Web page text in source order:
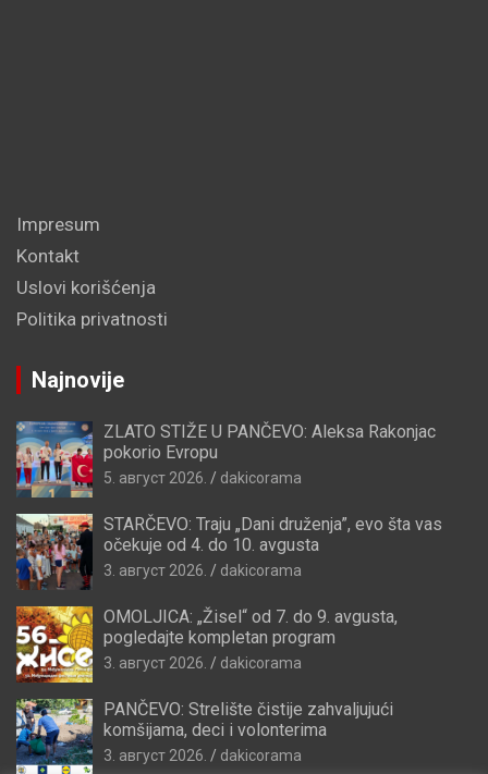
Impresum
Kontakt
Uslovi korišćenja
Politika privatnosti
Najnovije
ZLATO STIŽE U PANČEVO: Aleksa Rakonjac
pokorio Evropu
5. август 2026. dakicorama
STARČEVO: Traju „Dani druženja”, evo šta vas
očekuje od 4. do 10. avgusta
3. август 2026. dakicorama
OMOLJICA: „Žisel“ od 7. do 9. avgusta,
pogledajte kompletan program
3. август 2026. dakicorama
PANČEVO: Strelište čistije zahvaljujući
komšijama, deci i volonterima
3. август 2026. dakicorama